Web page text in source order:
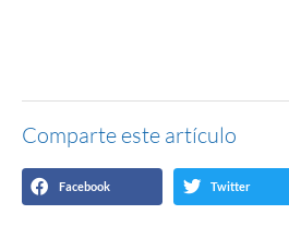
Comparte este artículo
Facebook Twitter